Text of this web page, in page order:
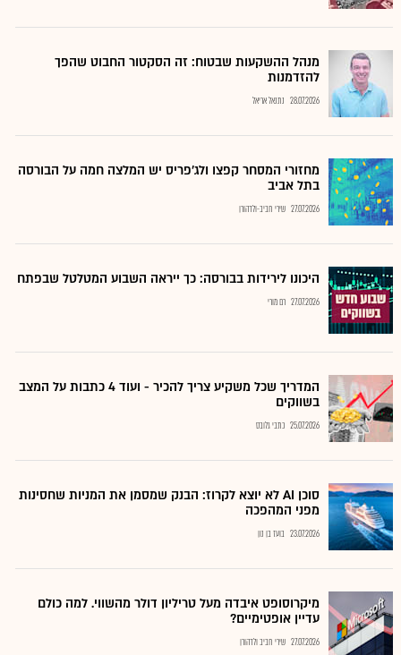
מנהל ההשקעות שבטוח: זה הסקטור החבוט שהפך
להזדמנות
28.07.2026 נתנאל אריאל
מחזורי המסחר קפצו ולג'פריס יש המלצה חמה על הבורסה
בתל אביב
27.07.2026 שירי חביב-ולדהורן
היכונו לירידות בבורסה: כך ייראה השבוע המטלטל שבפתח
27.07.2026 רם מורי
המדריך שכל משקיע צריך להכיר - ועוד 4 כתבות על המצב
בשווקים
25.07.2026 כתבי גלובס
סוכן AI לא יוצא לקרוז: הבנק שמסמן את המניות שחסינות
מפני המהפכה
23.07.2026 בועז בן נון
מיקרוסופט איבדה מעל טריליון דולר מהשווי. למה כולם
עדיין אופטימיים?
27.07.2026 שירי חביב ולדהורן